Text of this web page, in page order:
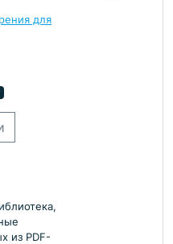
для
из PDF-